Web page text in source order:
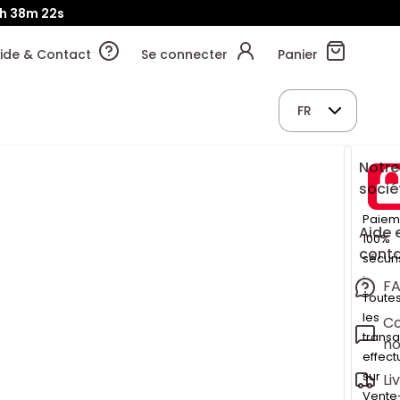
38m 20s
& Contact Se connecter Panier
FR
Notre
Aide
100%
:
les
sur